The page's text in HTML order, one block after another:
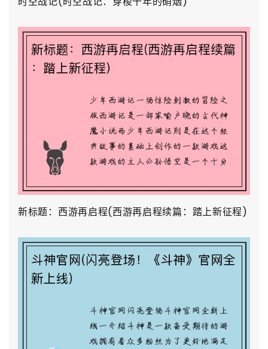
新标题：西游再启程(西游再启程续篇：踏上新征程)